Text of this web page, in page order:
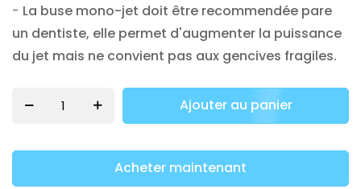
- La buse mono-jet doit être recommendée pare
un dentiste, elle permet d'augmenter la puissance
du jet mais ne convient pas aux gencives fragiles.
Ajouter au panier
Acheter maintenant